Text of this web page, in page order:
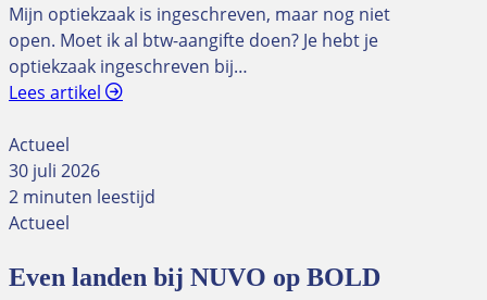
Mijn optiekzaak is ingeschreven, maar nog niet
open. Moet ik al btw-aangifte doen? Je hebt je
optiekzaak ingeschreven bij…
Lees artikel
Actueel
30 juli 2026
2 minuten leestijd
Actueel
Even landen bij NUVO op BOLD